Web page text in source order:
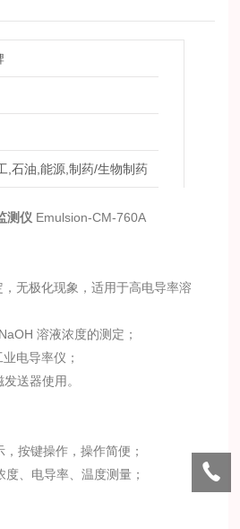
,石油,能源,制药/生物制药
测仪 Emulsion-CM-760A
无极化现象，适用于高电导率溶
溶液浓度的测定；
电导率仪；
送器使用。
按键操作，操作简便；
、电导率、温度测量；